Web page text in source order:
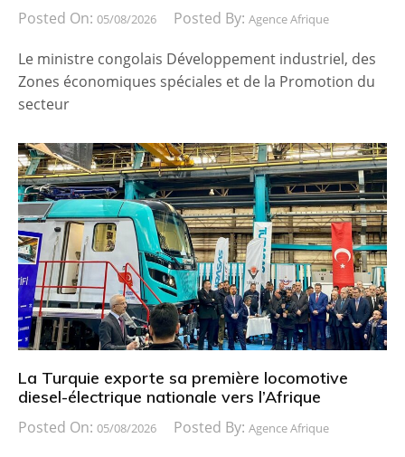
Posted On: 05/08/2026 Posted By: Agence Afrique
Le ministre congolais Développement industriel, des
Zones économiques spéciales et de la Promotion du
secteur
La Turquie exporte sa première locomotive
diesel-électrique nationale vers l’Afrique
Posted On: 05/08/2026 Posted By: Agence Afrique